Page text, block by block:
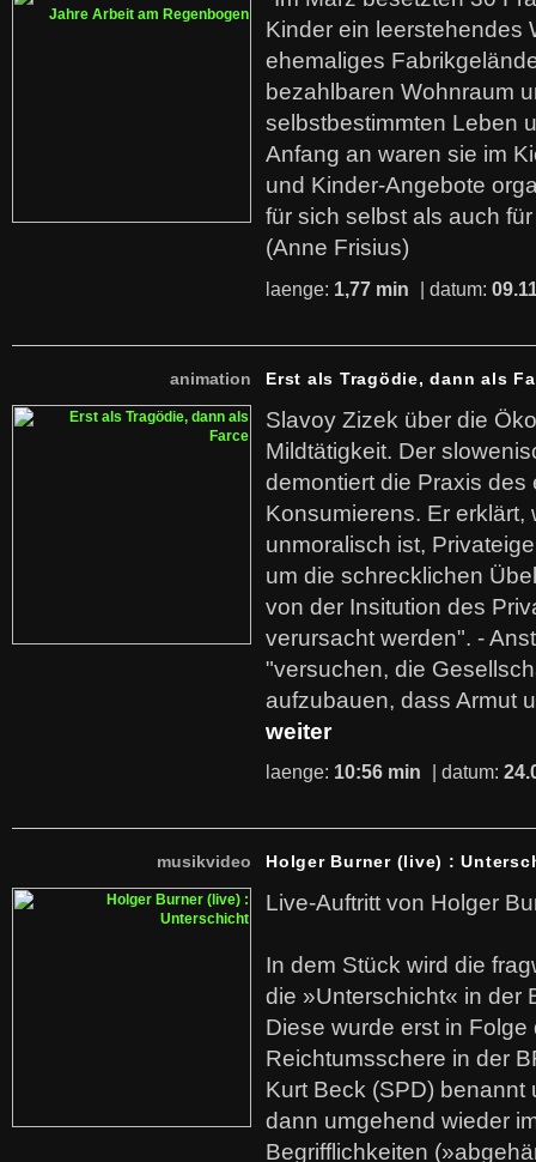
Kinder ein leerstehendes
ehemaliges
bezahlbaren Wohnraum
selbstbestimmten Leben
Anfang an waren sie im
und Kinder-Angebote
für sich selbst als auch
(Anne Frisius)
laenge: 1,77 min | datum:
animation Erst als Tragödie, dann als
Slavoy Zizek über die
Mildtätigkeit. Der
demontiert die Praxis des
Konsumierens. Er erklärt,
unmoralisch ist,
um die schrecklichen
von der Insitution des
verursacht werden". -
"versuchen, die
aufzubauen, dass Armut
weiter
laenge: 10:56 min | datum:
musikvideo Holger Burner (live) :
Live-Auftritt von Holger
In dem Stück wird die
die »Unterschicht« in der
Diese wurde erst in
Reichtumsschere in der
Kurt Beck (SPD)
dann umgehend wieder
Begrifflichkeiten